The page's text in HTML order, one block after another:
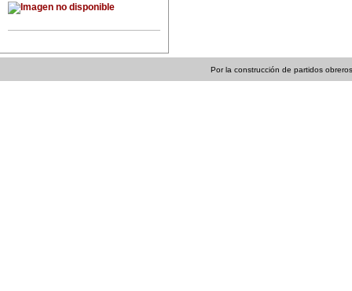
Por la construcción de partidos